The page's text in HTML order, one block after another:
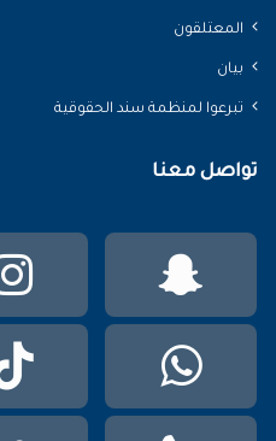
المعتلقون
بيان
تبرعوا لمنظمة سند الحقوقية
تواصل معنا
سناب
واتساب